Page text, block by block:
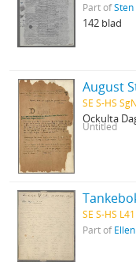
Part of
142 blad
August
SE S-HS
Ockulta
Untitled
SE S-HS
Part of